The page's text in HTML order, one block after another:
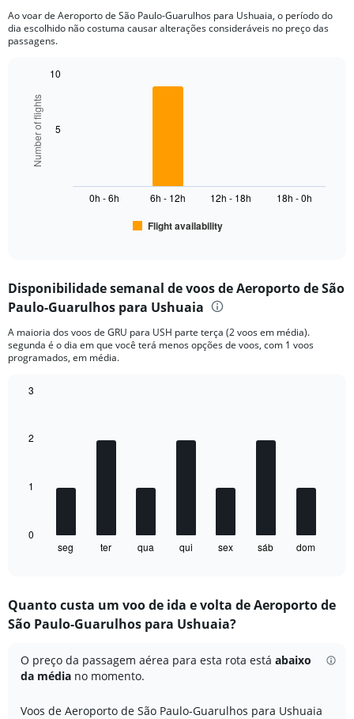
The
chart
has
axis
displaying
values.
Range:
Ao voar de Aeroporto de São Paulo-Guarulhos para Ushuaia, o período do
dia escolhido não costuma causar alterações consideráveis no preço das
passagens.
chart
with
bars.
The
Range:
6
The
chart
has
Number
Range:
10.
graphic.
Number of flights
Flight availability
0h - 6h 6h - 12h 12h - 18h 18h - 0h
5
10
Disponibilidade semanal de voos de Aeroporto de São
Paulo-Guarulhos para Ushuaia
A maioria dos voos de GRU para USH parte terça (2 voos em média).
segunda é o dia em que você terá menos opções de voos, com 1 voos
programados, em média.
with
The
Range:
7
The
chart
has
Y
seg ter qua qui sex sáb dom
0
1
2
3
Quanto custa um voo de ida e volta de Aeroporto de
São Paulo-Guarulhos para Ushuaia?
O preço da passagem aérea para esta rota está abaixo
da média no momento.
Voos de Aeroporto de São Paulo-Guarulhos para Ushuaia